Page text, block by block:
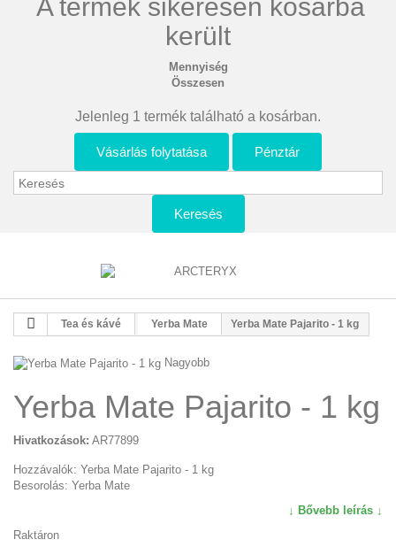
A termék sikeresen kosárba
került
Mennyiség
Összesen
Jelenleg 1 termék található a kosárban.
Vásárlás folytatása Pénztár
Keresés
Tea és kávé Yerba Mate Yerba Mate Pajarito - 1 kg
Nagyobb
Yerba Mate Pajarito - 1 kg
Hivatkozások: AR77899
Hozzávalók: Yerba Mate Pajarito - 1 kg
Besorolás: Yerba Mate
↓ Bővebb leírás ↓
Raktáron